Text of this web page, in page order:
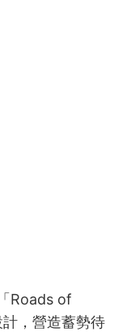
Roads of
，營造蓄勢待